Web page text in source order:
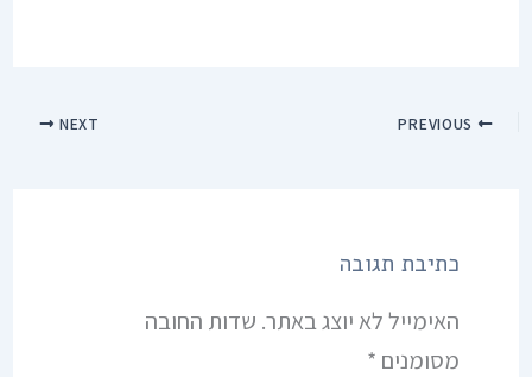
NEXT
כתיבת תגובה
האימייל לא יוצג באתר. שדות החובה
מסומנים *